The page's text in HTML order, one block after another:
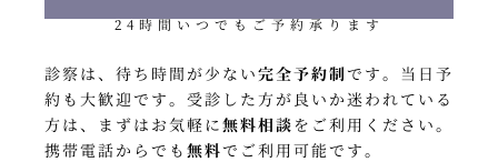
24時間いつでもご予約承ります
診察は、待ち時間が少ない完全予約制です。 当日予
約も大歓迎です。 受診した方が良いか迷われている
方は、 まずはお気軽に無料相談 をご利用ください。
携帯電話からでも 無料でご利用可能です。